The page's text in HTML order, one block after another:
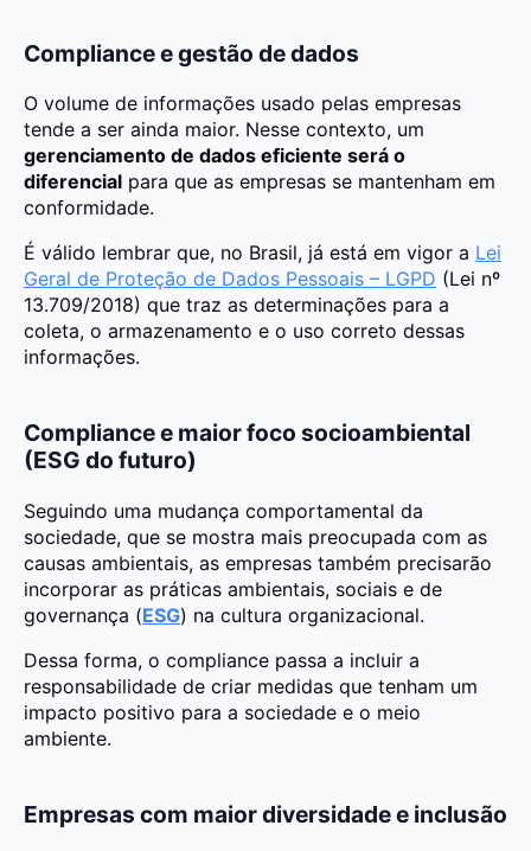
Compliance e gestão de dados
O volume de informações usado pelas empresas
tende a ser ainda maior. Nesse contexto, um
gerenciamento de dados eficiente será o
diferencial para que as empresas se mantenham em
conformidade.
É válido lembrar que, no Brasil, já está em vigor a Lei
Geral de Proteção de Dados Pessoais – LGPD (Lei nº
13.709/2018) que traz as determinações para a
coleta, o armazenamento e o uso correto dessas
informações.
Compliance e maior foco socioambiental
(ESG do futuro)
Seguindo uma mudança comportamental da
sociedade, que se mostra mais preocupada com as
causas ambientais, as empresas também precisarão
incorporar as práticas ambientais, sociais e de
governança (ESG) na cultura organizacional.
Dessa forma, o compliance passa a incluir a
responsabilidade de criar medidas que tenham um
impacto positivo para a sociedade e o meio
ambiente.
Empresas com maior diversidade e inclusão